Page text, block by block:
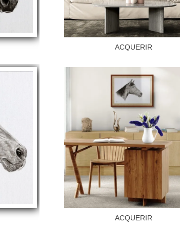
ACQUERIR
ACQUERIR